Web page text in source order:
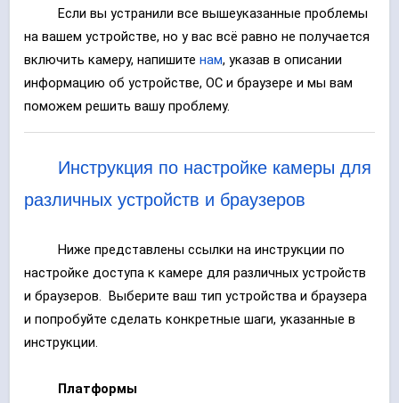
Если вы устранили все вышеуказанные проблемы
на вашем устройстве, но у вас всё равно не получается
включить камеру, напишите нам, указав в описании
информацию об устройстве, ОС и браузере и мы вам
поможем решить вашу проблему.
Инструкция по настройке камеры для
различных устройств и браузеров
Ниже представлены ссылки на инструкции по
настройке доступа к камере для различных устройств
и браузеров. Выберите ваш тип устройства и браузера
и попробуйте сделать конкретные шаги, указанные в
инструкции.
Платформы